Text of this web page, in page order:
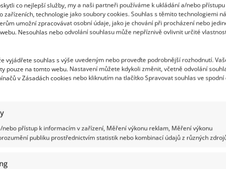
co nejlepší služby, my a naši partneři používáme k ukládání a/nebo přístupu
zařízeních, technologie jako soubory cookies. Souhlas s těmito technologiemi
umožní zpracovávat osobní údaje, jako je chování při procházení nebo
Nesouhlas nebo odvolání souhlasu může nepříznivě ovlivnit určité
vyjádřete souhlas s výše uvedeným nebo proveďte podrobnější rozhodnutí.
pouze na tomto webu. Nastavení můžete kdykoli změnit, včetně odvolání
v Zásadách cookies nebo kliknutím na tlačítko Spravovat souhlas ve spodní
nebo přístup k informacím v zařízení, Měření výkonu reklam, Měření výkonu
publiku prostřednictvím statistik nebo kombinací údajů z různých